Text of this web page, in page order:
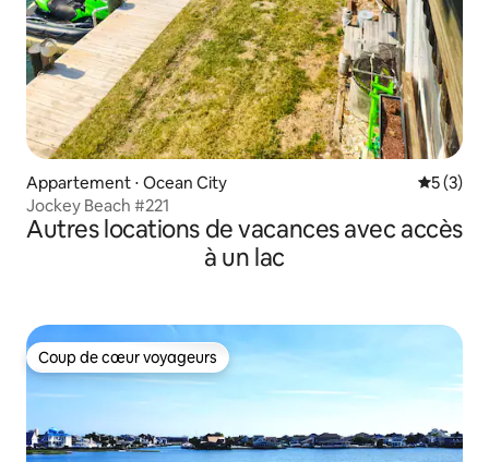
Appartement ⋅ Ocean City
5 (3)
Jockey Beach #221
Autres locations de vacances avec accès
à un lac
Coup de cœur voyageurs
Coup de cœur voyageurs